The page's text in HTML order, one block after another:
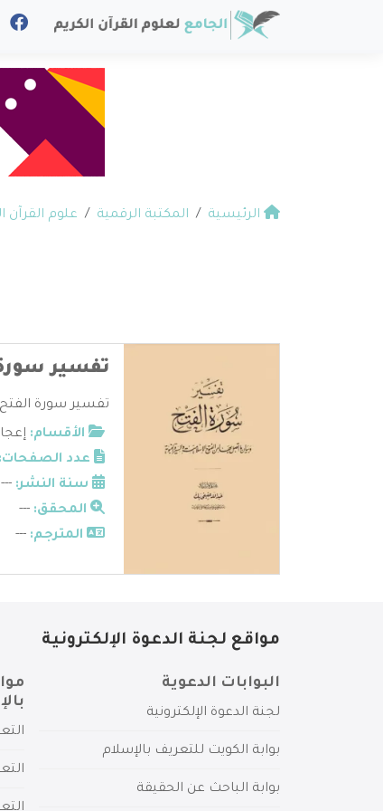
الرئيسية المكتبة الرقمية علوم القرآن
تفسير سورة
تفسير سورة الفتح
الأقسام:
عدد الصفحات:
سنة النشر: ---
المحقق: ---
المترجم: ---
مواقع لجنة الدعوة الإلكترونية
البوابات الدعوية
لجنة الدعوة الإلكترونية
بوابة الكويت للتعريف بالإسلام
بوابة الباحث عن الحقيقة